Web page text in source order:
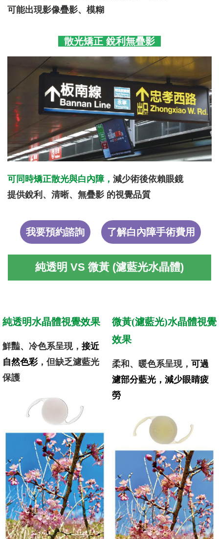
可能出現影像疊影、模糊
散光矯正 銳利無疊影
可同時矯正散光與白內障， 減少術後依賴眼鏡
提供銳利、清晰、無疊影 的視覺品質
我要預約諮詢 了解白內障手術費用
純透明 VS 微黃 (濾藍光水晶體)
純透明水晶體視覺效果
鮮豔、冷色系呈現， 接近
自然色彩，但缺乏濾藍光
保護
微黃(濾藍光)水晶體視覺
效果
柔和、暖色系呈現， 可過
濾部分藍光，減少眼睛疲
勞